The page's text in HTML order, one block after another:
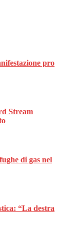
pro
Stream
di gas nel
“La destra